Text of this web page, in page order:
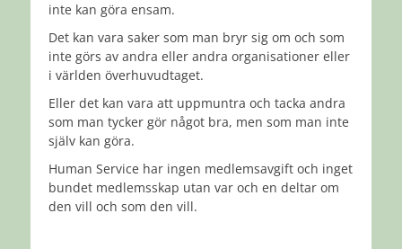
inte kan göra ensam.
Det kan vara saker som man bryr sig om och som
inte görs av andra eller andra organisationer eller
i världen överhuvudtaget.
Eller det kan vara att uppmuntra och tacka andra
som man tycker gör något bra, men som man inte
själv kan göra.
Human Service har ingen medlemsavgift och inget
bundet medlemsskap utan var och en deltar om
den vill och som den vill.